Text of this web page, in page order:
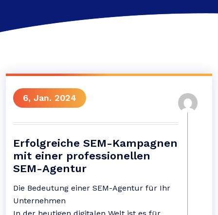
6, Jan. 2024
Erfolgreiche SEM-Kampagnen
mit einer professionellen
SEM-Agentur
Die Bedeutung einer SEM-Agentur für Ihr
Unternehmen